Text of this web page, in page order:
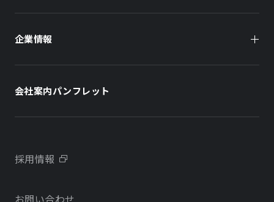
オフィスビル
住まい（社宅・賃貸住宅）
学校・教育施設
不動産開発をご検討の方へ
住まい（賃貸住宅）
企業情報
会社案内パンフレット
採用情報
お問い合わせ